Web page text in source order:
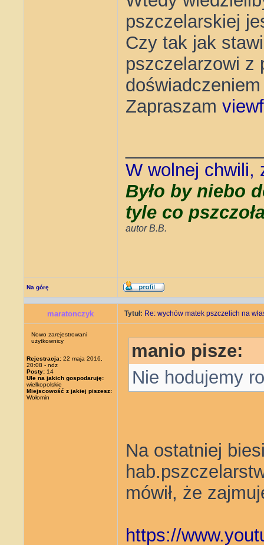
pszczelarskiej
Czy tak jak
pszczelarzowi z
Zapraszam
W wolnej chwili,
Było by niebo
tyle co
autor B.B.
Na górę
maratonczyk Tytuł: Re: wychów matek pszczelich na
Nowo zarejestrowani
użytkownicy
Rejestracja: 22 maja 2016,
20:08 - ndz
Posty: 14
Ule na jakich gospodaruję:
wielkopolskie
Miejscowość z jakiej piszesz:
Wołomin
manio pisze:
Nie hodujemy
Na ostatniej
mówił, że
https://